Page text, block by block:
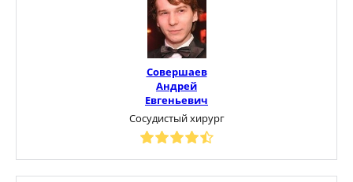
Совершаев
Андрей
Евгеньевич
Сосудистый хирург